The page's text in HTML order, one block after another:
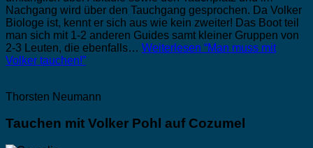
Nachgang wird über den Tauchgang gesprochen. Da Volker
Biologe ist, kennt er sich aus wie kein zweiter! Das Boot teil
man sich mit 1-2 anderen Guides samt kleiner Gruppen von
2-3 Leuten, die ebenfalls… Weiterlesen “Man muss mit
Volker tauchen!”
Thorsten Neumann
Tauchen mit Volker Pohl auf Cozumel